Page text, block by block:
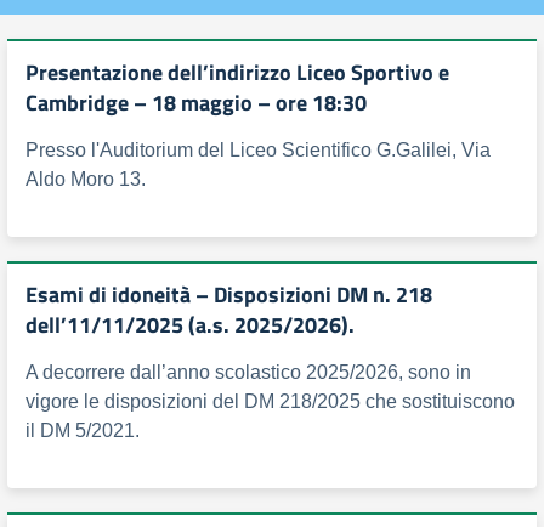
Presentazione dell’indirizzo Liceo Sportivo e
Cambridge – 18 maggio – ore 18:30
Presso l'Auditorium del Liceo Scientifico G.Galilei, Via
Aldo Moro 13.
Esami di idoneità – Disposizioni DM n. 218
dell’11/11/2025 (a.s. 2025/2026).
A decorrere dall’anno scolastico 2025/2026, sono in
vigore le disposizioni del DM 218/2025 che sostituiscono
il DM 5/2021.